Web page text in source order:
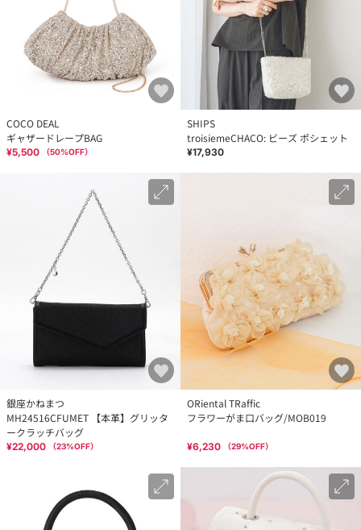
COCO DEAL
ギャザードレープBAG
¥5,500 （50%OFF）
SHIPS
troisiemeCHACO: ビーズ ポシェット
¥17,930
銀座かねまつ
MH24516CFUMET 【本革】グリッタ
ークラッチバッグ
¥22,000 （23%OFF）
ORiental TRaffic
フラワーがま口バッグ/MOB019
¥6,230 （29%OFF）